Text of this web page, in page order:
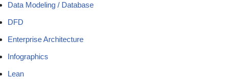
Data Modeling / Database
DFD
Enterprise Architecture
Infographics
Lean